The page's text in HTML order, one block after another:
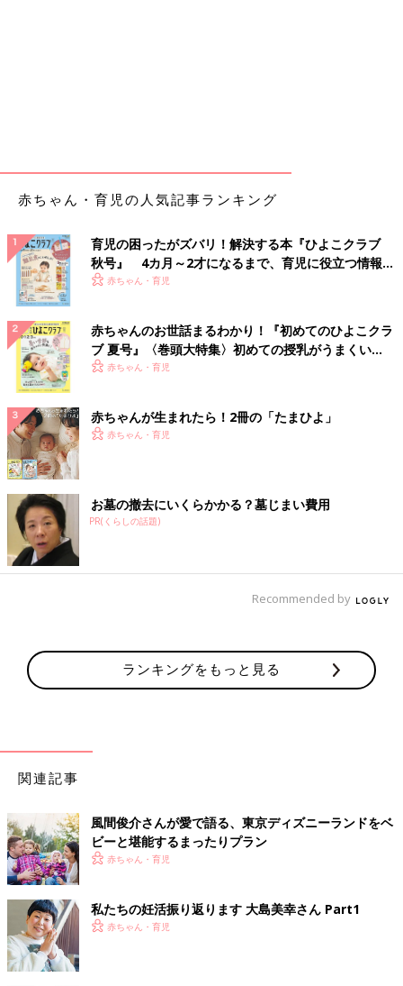
赤ちゃん・育児の人気記事ランキング
育児の困ったがズバリ！解決する本『ひよこクラブ
秋号』 4カ月～2才になるまで、育児に役立つ情報が
いっぱい！
赤ちゃん・育児
赤ちゃんのお世話まるわかり！『初めてのひよこクラ
ブ 夏号』〈巻頭大特集〉初めての授乳がうまくい
く！ おっぱい・ミルクの基本と夏のトラブル 解決テ
赤ちゃん・育児
赤ちゃんが生まれたら！2冊の「たまひよ」
赤ちゃん・育児
お墓の撤去にいくらかかる？墓じまい費用
PR(くらしの話題)
Recommended by
ランキングをもっと見る
関連記事
風間俊介さんが愛で語る、東京ディズニーランドをベ
ビーと堪能するまったりプラン
赤ちゃん・育児
私たちの妊活振り返ります 大島美幸さん Part1
赤ちゃん・育児